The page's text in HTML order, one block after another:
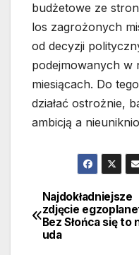
budżetowe ze
los zagrożonych
od decyzji
podejmowanych w
miesiącach. Do
działać ostrożnie,
ambicją a
wpisu
Najdokładniejsze
zdjęcie
Bez Słońca się to
uda